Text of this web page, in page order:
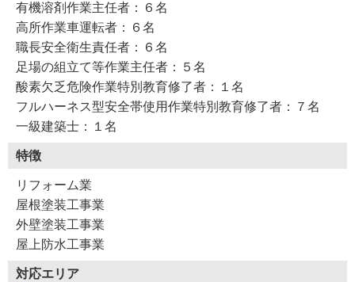
工事店番号
有機溶剤作業主任者：６名
高所作業車運転者：６名
職長安全衛生責任者：６名
足場の組立て等作業主任者：５名
酸素欠乏危険作業特別教育修了者：１名
フルハーネス型安全帯使用作業特別教育修了者：７名
一級建築士：１名
特徴
リフォーム業
屋根塗装工事業
外壁塗装工事業
屋上防水工事業
対応エリア